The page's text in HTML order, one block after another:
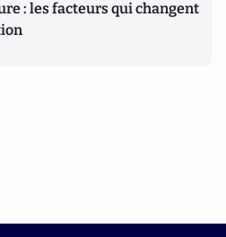
: les facteurs qui changent